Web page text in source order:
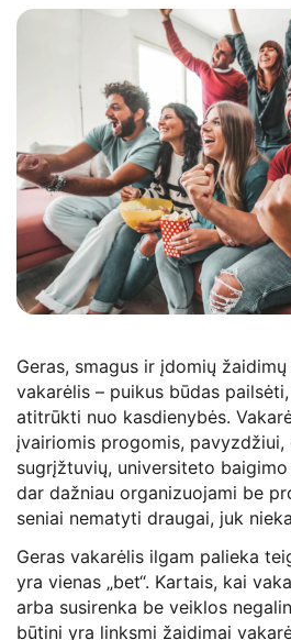
Geras, smagus ir įdomių
vakarėlis – puikus būdas
atitrūkti nuo kasdienybės.
įvairiomis progomis, pavyzdžiui,
sugrįžtuvių, universiteto
dar dažniau organizuojami be
seniai nematyti draugai, juk
Geras vakarėlis ilgam palieka
yra vienas „bet“. Kartais, kai
arba susirenka be veiklos
būtini yra linksmi žaidimai